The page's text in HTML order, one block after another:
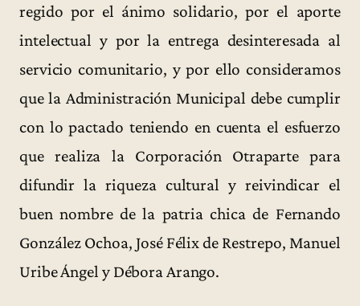
regido por el ánimo solidario, por el aporte
intelectual y por la entrega desinteresada al
servicio comunitario, y por ello consideramos
que la Administración Municipal debe cumplir
con lo pactado teniendo en cuenta el esfuerzo
que realiza la Corporación Otraparte para
difundir la riqueza cultural y reivindicar el
buen nombre de la patria chica de Fernando
González Ochoa, José Félix de Restrepo, Manuel
Uribe Ángel y Débora Arango.